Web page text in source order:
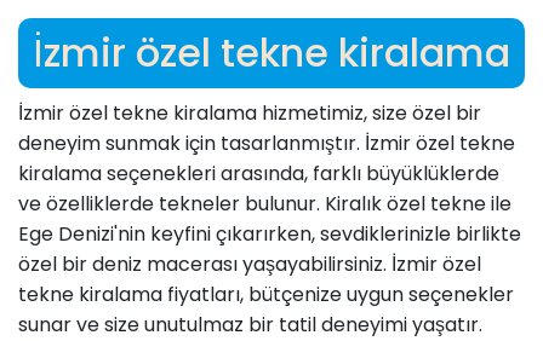
İzmir özel tekne kiralama
İzmir özel tekne kiralama hizmetimiz, size özel bir
deneyim sunmak için tasarlanmıştır. İzmir özel tekne
kiralama seçenekleri arasında, farklı büyüklüklerde
ve özelliklerde tekneler bulunur. Kiralık özel tekne ile
Ege Denizi'nin keyfini çıkarırken, sevdiklerinizle birlikte
özel bir deniz macerası yaşayabilirsiniz. İzmir özel
tekne kiralama fiyatları, bütçenize uygun seçenekler
sunar ve size unutulmaz bir tatil deneyimi yaşatır.